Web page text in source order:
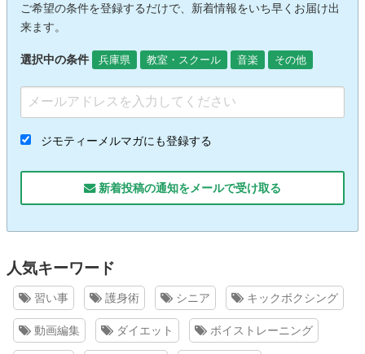
ご希望の条件を登録するだけで、新着情報をいち早くお届け出
来ます。
選択中の条件 兵庫県 教室・スクール 音楽 その他
ジモティーメルマガにも登録する
新着投稿の通知をメールで受け取る
人気キーワード
習い事 護身術 シニア キックボクシング
動画編集 ダイエット ボイストレーニング